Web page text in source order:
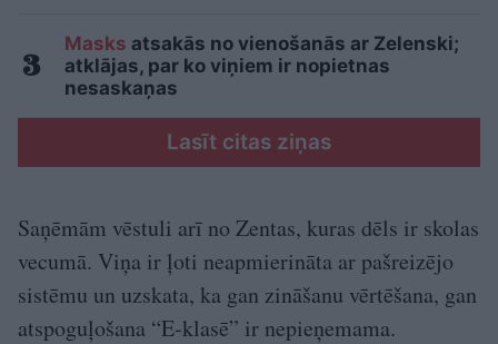
Masks atsakās no vienošanās ar Zelenski;
atklājas, par ko viņiem ir nopietnas
nesaskaņas
Lasīt citas ziņas
Saņēmām vēstuli arī no Zentas, kuras dēls ir skolas
vecumā. Viņa ir ļoti neapmierināta ar pašreizējo
sistēmu un uzskata, ka gan zināšanu vērtēšana, gan
atspoguļošana “E-klasē” ir nepieņemama.